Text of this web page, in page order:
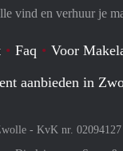
vind en verhuur je
Faq Voor
aanbieden in
- KvK nr.